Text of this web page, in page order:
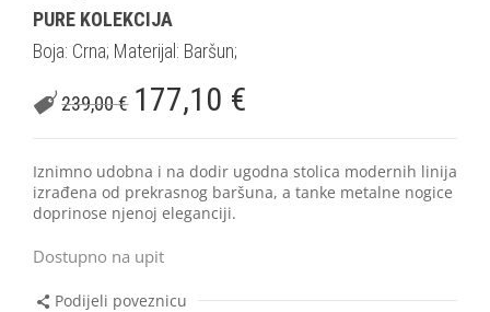
PURE KOLEKCIJA
Boja: Crna; Materijal: Baršun;
239,00€ 177,10 €
Iznimno udobna i na dodir ugodna stolica modernih linija
izrađena od prekrasnog baršuna, a tanke metalne nogice
doprinose njenoj eleganciji.
Dostupno na upit
Podijeli poveznicu